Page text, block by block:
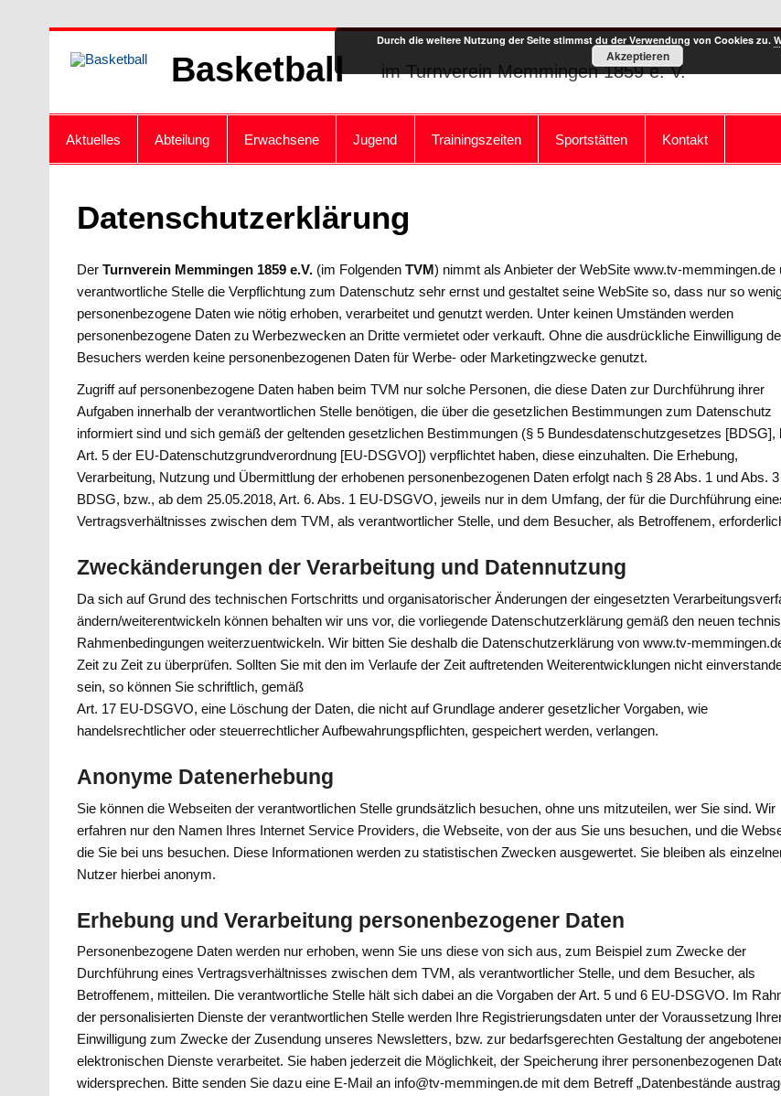
Basketball im Turnverein Memmingen 1859 e. V.
Aktuelles Abteilung Erwachsene Jugend Trainingszeiten Sportstätten Kontakt
Datenschutzerklärung
DerTurnverein Memmingen 1859 e.V. (im FolgendenTVM) nimmt als Anbieter der WebSite www.tv-memmingen.de
verantwortliche Stelle die Verpflichtung zum Datenschutz sehr ernst und gestaltet seine WebSite so, dass nur so
personenbezogene Daten wie nötig erhoben, verarbeitet und genutzt werden. Unter keinen Umständen werden
personenbezogene Daten zu Werbezwecken an Dritte vermietet oder verkauft. Ohne die ausdrückliche Einwilligung
Besuchers werden keine personenbezogenen Daten für Werbe- oder Marketingzwecke genutzt.
Zugriff auf personenbezogene Daten haben beim TVM nur solche Personen, die diese Daten zur Durchführung ihrer
Aufgaben innerhalb der verantwortlichen Stelle benötigen, die über die gesetzlichen Bestimmungen zum Datenschutz
informiert sind und sich gemäß der geltenden gesetzlichen Bestimmungen (§ 5 Bundesdatenschutzgesetzes [BDSG],
Art. 5 der EU-Datenschutzgrundverordnung [EU-DSGVO]) verpflichtet haben, diese einzuhalten. Die Erhebung,
Verarbeitung, Nutzung und Übermittlung der erhobenen personenbezogenen Daten erfolgt nach § 28 Abs. 1 und Abs. 3
BDSG, bzw., ab dem 25.05.2018, Art. 6. Abs. 1 EU-DSGVO, jeweils nur in dem Umfang, der für die Durchführung
Vertragsverhältnisses zwischen dem TVM, als verantwortlicher Stelle, und dem Besucher, als Betroffenem,
Zweckänderungen der Verarbeitung und Datennutzung
Da sich auf Grund des technischen Fortschritts und organisatorischer Änderungen der eingesetzten
ändern/weiterentwickeln können behalten wir uns vor, die vorliegende Datenschutzerklärung gemäß den neuen
Rahmenbedingungen weiterzuentwickeln. Wir bitten Sie deshalb die Datenschutzerklärung von www.tv-
Zeit zu Zeit zu überprüfen. Sollten Sie mit den im Verlaufe der Zeit auftretenden Weiterentwicklungen nicht
sein, so können Sie schriftlich, gemäß
Art. 17 EU-DSGVO, eine Löschung der Daten, die nicht auf Grundlage anderer gesetzlicher Vorgaben, wie
handelsrechtlicher oder steuerrechtlicher Aufbewahrungspflichten, gespeichert werden, verlangen.
Anonyme Datenerhebung
Sie können die Webseiten der verantwortlichen Stelle grundsätzlich besuchen, ohne uns mitzuteilen, wer Sie sind. Wir
erfahren nur den Namen Ihres Internet Service Providers, die Webseite, von der aus Sie uns besuchen, und die
die Sie bei uns besuchen. Diese Informationen werden zu statistischen Zwecken ausgewertet. Sie bleiben als
Nutzer hierbei anonym.
Erhebung und Verarbeitung personenbezogener Daten
Personenbezogene Daten werden nur erhoben, wenn Sie uns diese von sich aus, zum Beispiel zum Zwecke der
Durchführung eines Vertragsverhältnisses zwischen dem TVM, als verantwortlicher Stelle, und dem Besucher, als
Betroffenem, mitteilen. Die verantwortliche Stelle hält sich dabei an die Vorgaben der Art. 5 und 6 EU-DSGVO. Im
der personalisierten Dienste der verantwortlichen Stelle werden Ihre Registrierungsdaten unter der Voraussetzung
Einwilligung zum Zwecke der Zusendung unseres Newsletters, bzw. zur bedarfsgerechten Gestaltung der
elektronischen Dienste verarbeitet. Sie haben jederzeit die Möglichkeit, der Speicherung ihrer personenbezogenen
widersprechen. Bitte senden Sie dazu eine E-Mail an info@tv-memmingen.de mit dem Betreff „Datenbestände
Durch die weitere Nutzung der Seite stimmst du der Verwendung von Cookies zu.
Akzeptieren